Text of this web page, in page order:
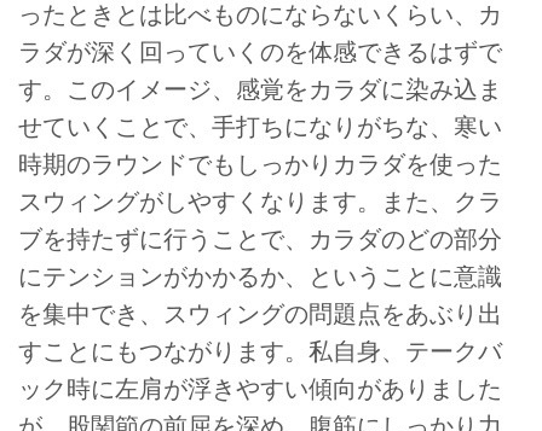
ったときとは比べものにならないくらい、カ
ラダが深く回っていくのを体感できるはずで
す。このイメージ、感覚をカラダに染み込ま
せていくことで、手打ちになりがちな、寒い
時期のラウンドでもしっかりカラダを使った
スウィングがしやすくなります。また、クラ
ブを持たずに行うことで、カラダのどの部分
にテンションがかかるか、ということに意識
を集中でき、スウィングの問題点をあぶり出
すことにもつながります。私自身、テークバ
ック時に左肩が浮きやすい傾向がありました